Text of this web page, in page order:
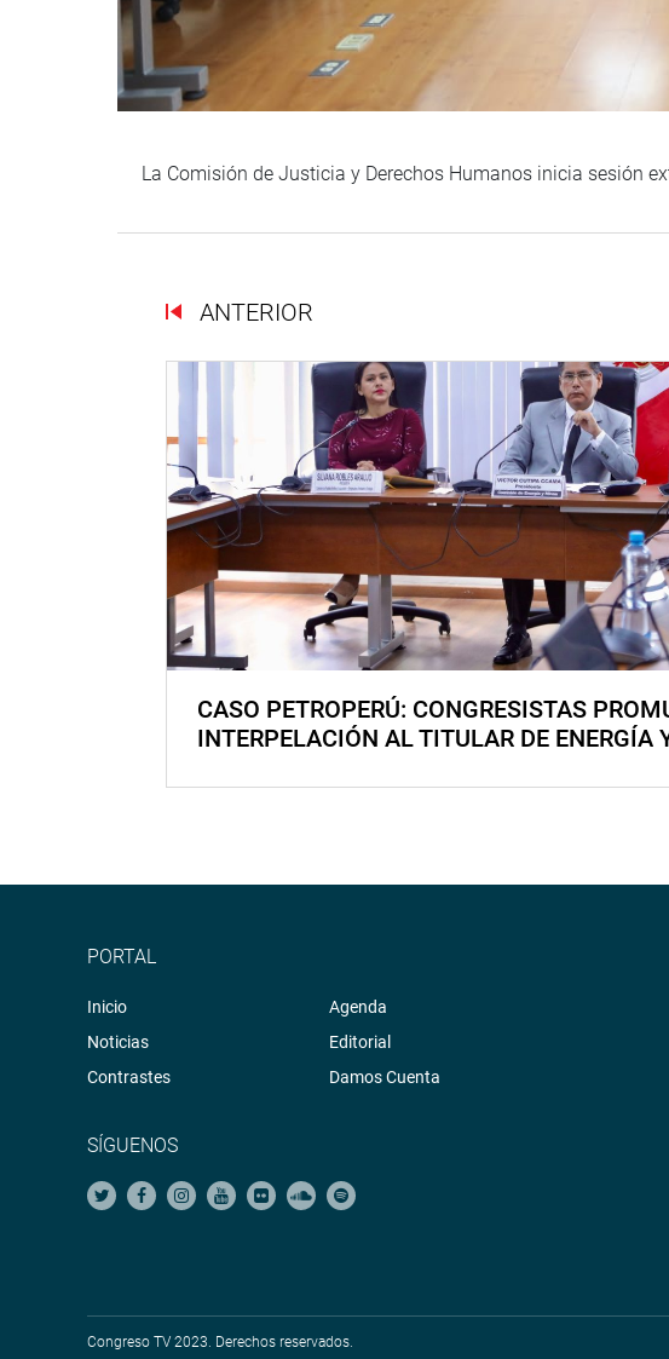
La Comisión de Justicia y Derechos Humanos inicia sesión
ANTERIOR
CASO PETROPERÚ: CONGRESISTAS
INTERPELACIÓN AL TITULAR DE ENERGÍA
PORTAL
Inicio
Noticias
Contrastes
Agenda
Editorial
Damos Cuenta
SÍGUENOS
Congreso TV 2023. Derechos reservados.